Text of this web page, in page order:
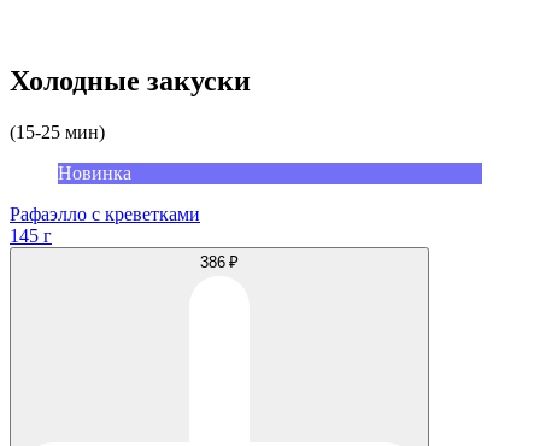
Холодные закуски
(15-25 мин)
Новинка
Рафаэлло с креветками
145 г
386 ₽